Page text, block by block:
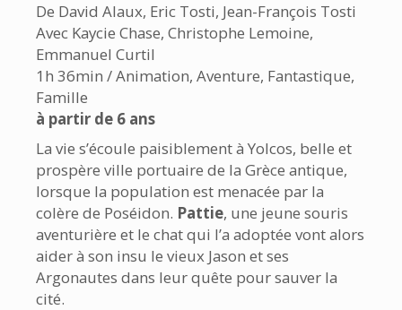
De David Alaux, Eric Tosti, Jean-François Tosti
Avec Kaycie Chase, Christophe Lemoine,
Emmanuel Curtil
1h 36min / Animation, Aventure, Fantastique,
Famille
à partir de 6 ans
La vie s’écoule paisiblement à Yolcos, belle et
prospère ville portuaire de la Grèce antique,
lorsque la population est menacée par la
colère de Poséidon. Pattie, une jeune souris
aventurière et le chat qui l’a adoptée vont alors
aider à son insu le vieux Jason et ses
Argonautes dans leur quête pour sauver la
cité.